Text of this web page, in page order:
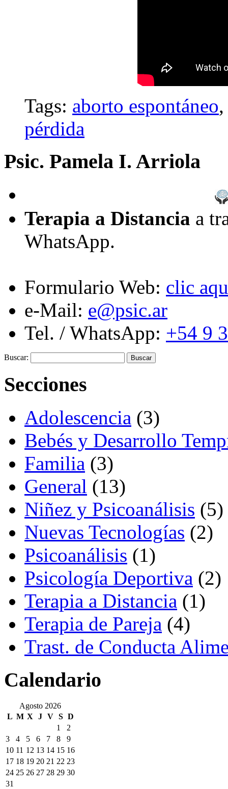
Tags: aborto espontáneo
pérdida
Psic. Pamela I. Arriola
Terapia a Distancia a
WhatsApp.
Formulario Web: clic
e-Mail: e@psic.ar
Tel. / WhatsApp: +54 9
Buscar:
Secciones
Adolescencia (3)
Bebés y Desarrollo
Familia (3)
General (13)
Niñez y Psicoanálisis (5)
Nuevas Tecnologías (2)
Psicoanálisis (1)
Psicología Deportiva (2)
Terapia a Distancia (1)
Terapia de Pareja (4)
Trast. de Conducta
Calendario
Agosto 2026
L M X J V S D
1
2
3
4 5 6 7 8
9
10 11 12 13 14 15 16
17 18 19 20 21 22 23
24 25 26 27 28 29 30
31